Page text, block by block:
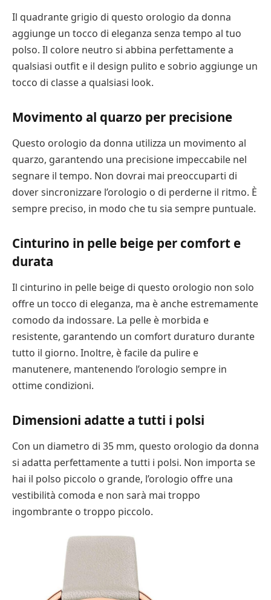
Il quadrante grigio di questo orologio da donna
aggiunge un tocco di eleganza senza tempo al tuo
polso. Il colore neutro si abbina perfettamente a
qualsiasi outfit e il design pulito e sobrio aggiunge un
tocco di classe a qualsiasi look.
Movimento al quarzo per precisione
Questo orologio da donna utilizza un movimento al
quarzo, garantendo una precisione impeccabile nel
segnare il tempo. Non dovrai mai preoccuparti di
dover sincronizzare l’orologio o di perderne il ritmo. È
sempre preciso, in modo che tu sia sempre puntuale.
Cinturino in pelle beige per comfort e
durata
Il cinturino in pelle beige di questo orologio non solo
offre un tocco di eleganza, ma è anche estremamente
comodo da indossare. La pelle è morbida e
resistente, garantendo un comfort duraturo durante
tutto il giorno. Inoltre, è facile da pulire e
manutenere, mantenendo l’orologio sempre in
ottime condizioni.
Dimensioni adatte a tutti i polsi
Con un diametro di 35 mm, questo orologio da donna
si adatta perfettamente a tutti i polsi. Non importa se
hai il polso piccolo o grande, l’orologio offre una
vestibilità comoda e non sarà mai troppo
ingombrante o troppo piccolo.